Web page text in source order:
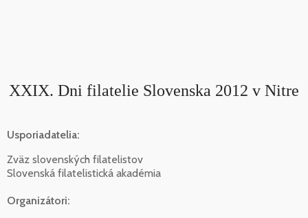
XXIX. Dni filatelie Slovenska 2012 v Nitre
Usporiadatelia:
Zväz slovenských filatelistov
Slovenská filatelistická akadémia
Organizátori: